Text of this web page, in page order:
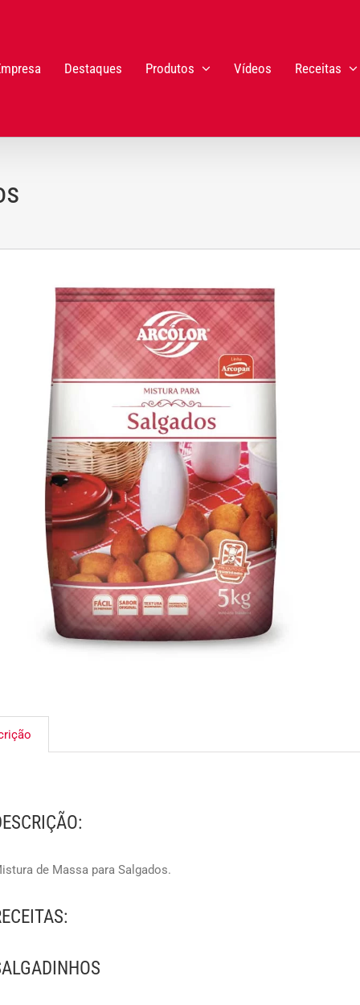
Destaques Produtos Vídeos Receitas
de Massa para Salgados.